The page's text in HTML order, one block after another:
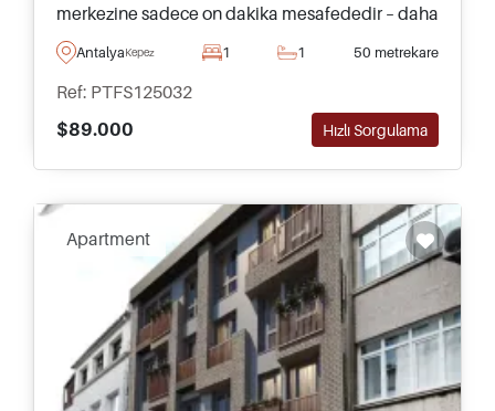
merkezine sadece on dakika mesafededir – daha
fazla bilgi almak için yerel danışmanlarımızla
iletişime geçin.
AntalyaKepez 1 1 50 metrekare
Ref: PTFS125032
$89.000
Hızlı Sorgulama
Apartment